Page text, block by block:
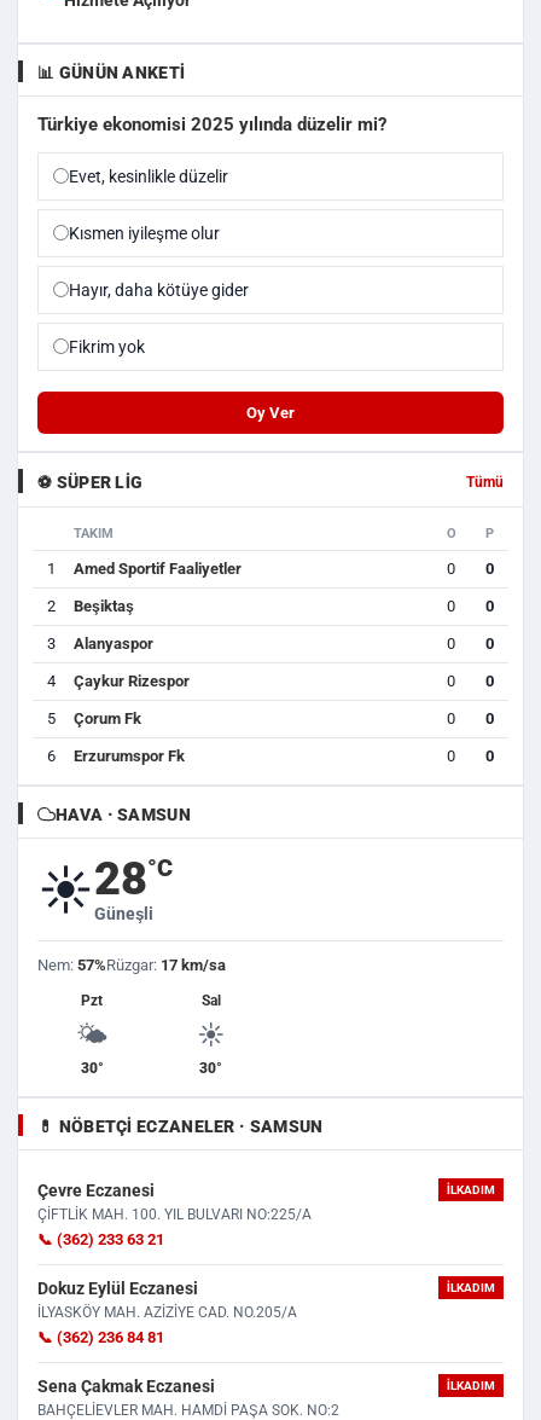
📊 GÜNÜN ANKETI
Türkiye ekonomisi 2025 yılında düzelir mi?
Evet, kesinlikle düzelir
Kısmen iyileşme olur
Hayır, daha kötüye gider
Fikrim yok
Oy Ver
⚽ SÜPER LIG Tümü
TAKIM O P
1 Amed Sportif Faaliyetler 0 0
2 Beşiktaş 0 0
3 Alanyaspor 0 0
4 Çaykur Rizespor 0 0
5 Çorum Fk 0 0
6 Erzurumspor Fk 0 0
HAVA · SAMSUN
☀️28°C
Güneşli
Nem: 57%Rüzgar: 17 km/sa
Pzt
🌤️
30°
Sal
☀️
30°
💊 NÖBETÇI ECZANELER · SAMSUN
Çevre Eczanesi İLKADIM
ÇİFTLİK MAH. 100. YIL BULVARI NO:225/A
📞 (362) 233 63 21
Dokuz Eylül Eczanesi İLKADIM
İLYASKÖY MAH. AZİZİYE CAD. NO.205/A
📞 (362) 236 84 81
Sena Çakmak Eczanesi İLKADIM
BAHÇELİEVLER MAH. HAMDİ PAŞA SOK. NO:2